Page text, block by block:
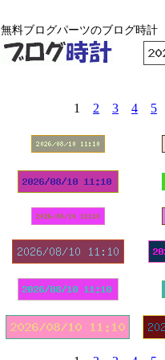
無料ブログパーツのブログ時計
1 2 3 4 5